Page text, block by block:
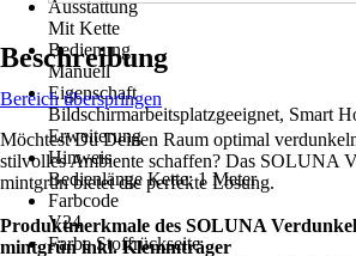
Ausstattung
Mit Kette
Bedienung
Manuell
Eigenschaft
Bildschirmarbeitsplatzgeeignet, Smart
Erweiterung
Hinweis
Bedienlänge Kette: 1 Meter
Farbcode
V24
Farbe Stoffrückseite
Beschreibung
Bereich überspringen
Möchtest Du Deinen Raum optimal
stilvolles Ambiente schaffen? Das SOLUNA
mintgrün bietet die perfekte Lösung.
Produktmerkmale des SOLUNA
mintgrün inkl. Klemmträger